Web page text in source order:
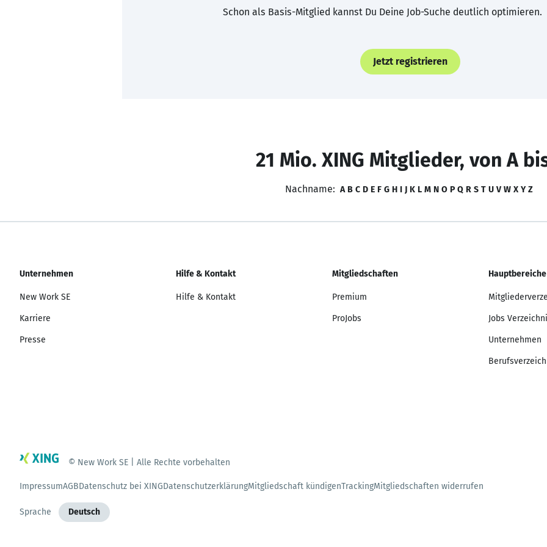
Schon als Basis-Mitglied kannst Du Deine Job-Suche deutlich optimieren.
Jetzt registrieren
21 Mio. XING Mitglieder, von A
Nachname: A B C D E F G H I J K L M N O P Q R S T U V W X Y Z
Unternehmen
New Work SE
Karriere
Presse
Hilfe & Kontakt
Hilfe & Kontakt
Mitgliedschaften
Premium
ProJobs
Hauptbereiche
Jobs
Unternehmen
© New Work SE | Alle Rechte vorbehalten
ImpressumAGBDatenschutz bei XINGDatenschutzerklärungMitgliedschaft kündigenTrackingMitgliedschaften widerrufen
Sprache Deutsch